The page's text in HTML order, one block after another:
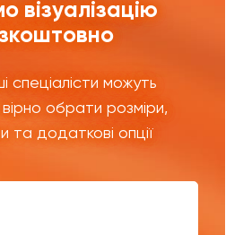
візуалізацію
спеціалісти можуть
обрати розміри,
та додаткові опції